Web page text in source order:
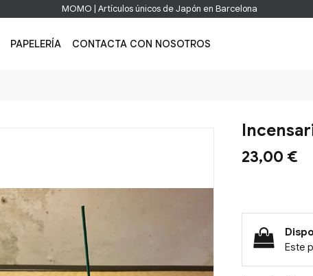
MOMO | Artículos únicos de Japón en Barcelona
PAPELERÍA CONTACTA CON NOSOTROS
23,00 €
Este